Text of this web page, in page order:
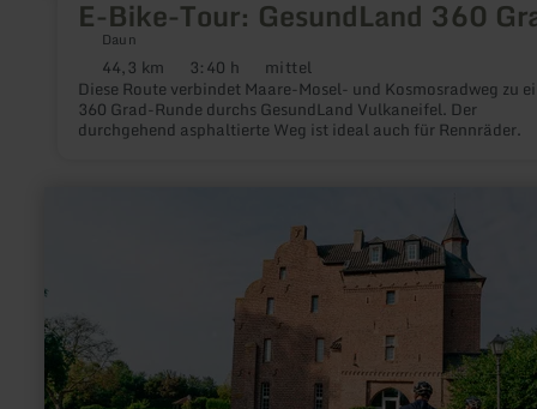
E-Bike-Tour: GesundLand 360
Daun
Distanz:
44,3 km Dauer:
3:40 h Anforderung:
mittel
Diese Route verbindet Maare-Mosel- und Kosmosradweg zu
360 Grad-Runde durchs GesundLand Vulkaneifel. Der
durchgehend asphaltierte Weg ist ideal auch für Rennräder.